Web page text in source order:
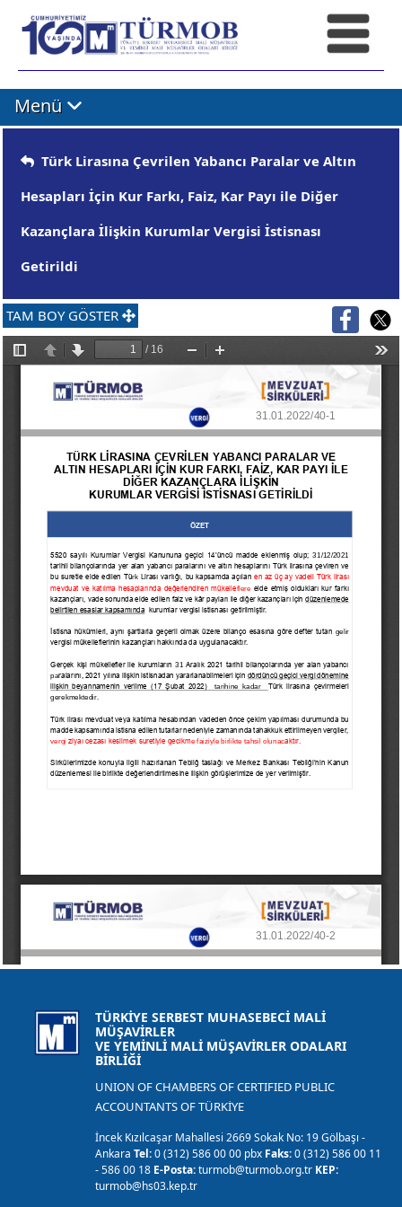
Menü
Türk Lirasına Çevrilen Yabancı Paralar ve Altın
Hesapları İçin Kur Farkı, Faiz, Kar Payı ile Diğer
Kazançlara İlişkin Kurumlar Vergisi İstisnası
Getirildi
TAM BOY GÖSTER
TÜRKİYE SERBEST MUHASEBECİ MALİ
MÜŞAVİRLER
VE YEMİNLİ MALİ MÜŞAVİRLER ODALARI
BİRLİĞİ
UNION OF CHAMBERS OF CERTIFIED PUBLIC
ACCOUNTANTS OF TÜRKİYE
İncek Kızılcaşar Mahallesi 2669 Sokak No: 19 Gölbaşı -
AnkaraTel:0 (312) 586 00 00 pbx Faks:0 (312) 586 00 11
- 586 00 18 E-Posta:turmob@turmob.org.tr KEP:
turmob@hs03.kep.tr